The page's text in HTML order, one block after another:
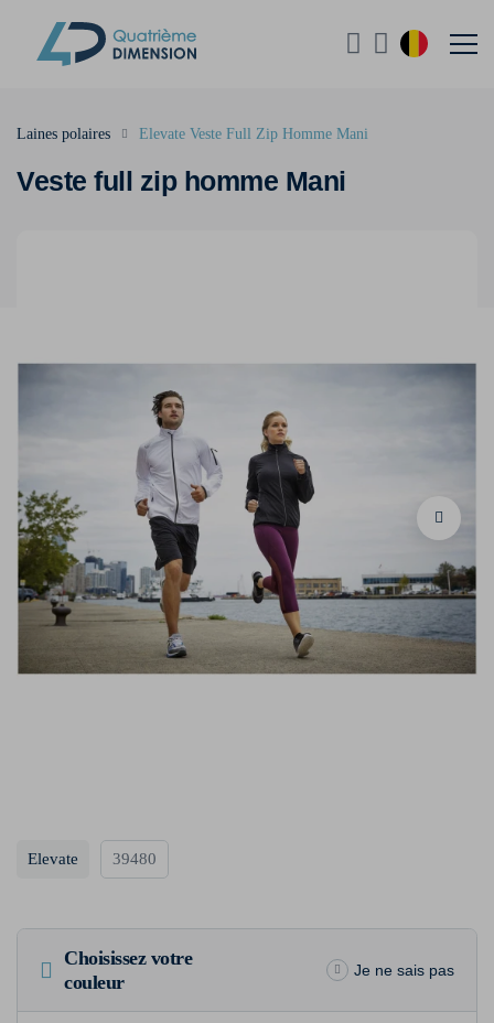
Veste full zip homme Mani
Laines polaires Elevate Veste Full Zip Homme Mani
Elevate 39480
Choisissez votre
couleur
Je ne sais pas